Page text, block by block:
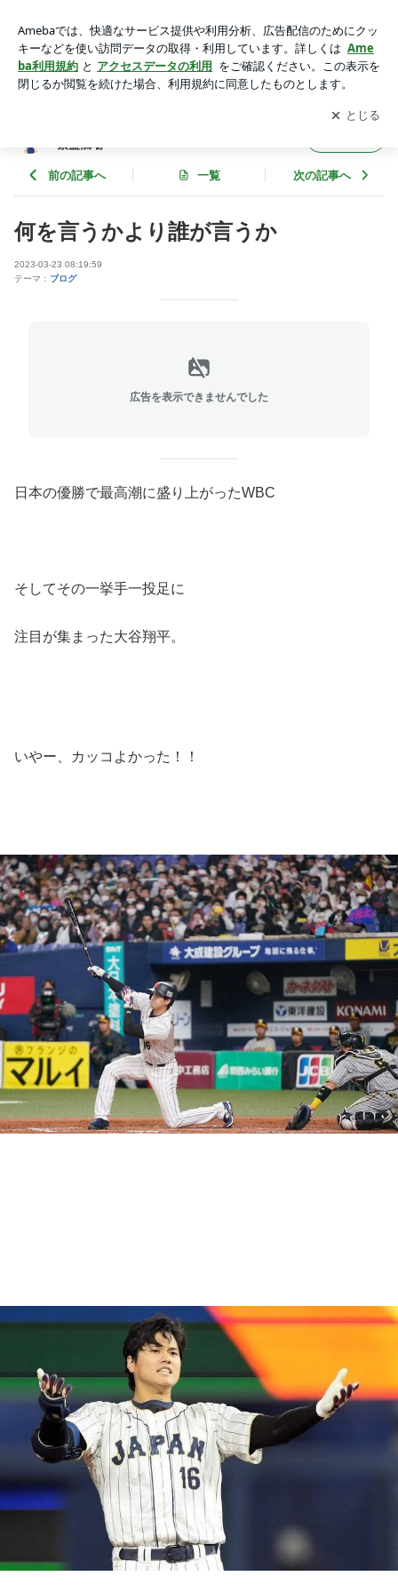
れる御徒町の繁盛酒場
アプリをダウンロードして ブログの更新通知
を受け取りまし
ょう。
開く
繁盛酒場
前の記事へ 一覧 次の記事へ
何を言うかより誰が言うか
2023-03-23 08:19:59
テーマ： ブログ
広告を表示できませんでした
日本の優勝で最高潮に盛り上がったWBC
そしてその一挙手一投足に
注目が集まった大谷翔平。
いやー、カッコよかった！！